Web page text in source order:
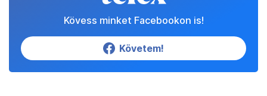
Kövess minket Facebookon is!
Követem!